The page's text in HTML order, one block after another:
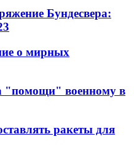
Бундесвера:
о мирных
военному в
ракеты для